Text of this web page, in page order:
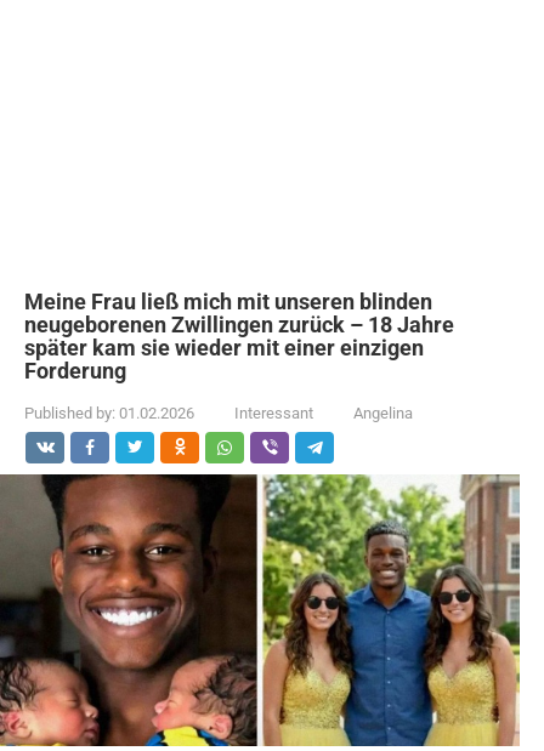
Meine Frau ließ mich mit unseren blinden
neugeborenen Zwillingen zurück – 18 Jahre
später kam sie wieder mit einer einzigen
Forderung
Published by: 01.02.2026 Interessant Angelina